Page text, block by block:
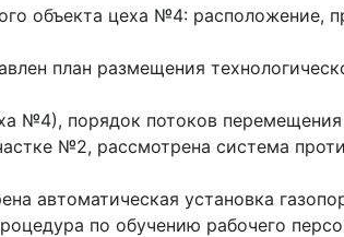
объекта цеха №4: расположение,
план размещения
№4), порядок потоков
№2, рассмотрена система
автоматическая установка
по обучению рабочего